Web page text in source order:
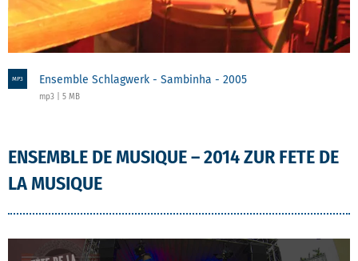
MP3 Ensemble Schlagwerk - Sambinha - 2005
mp3 | 5 MB
ENSEMBLE DE MUSIQUE – 2014 ZUR FETE DE
LA MUSIQUE